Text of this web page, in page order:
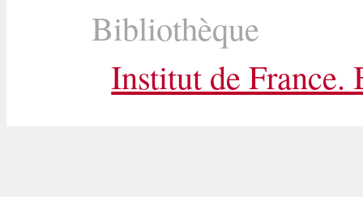
Bibliothèque
Institut de France.